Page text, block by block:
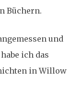
Büchern.
und
ich das
in Willow